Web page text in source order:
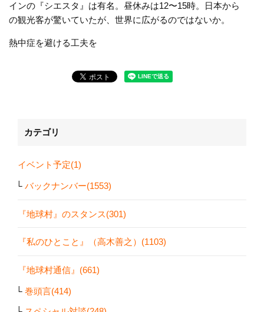
インの『シエスタ』は有名。昼休みは12〜15時。日本から
の観光客が驚いていたが、世界に広がるのではないか。
熱中症を避ける工夫を
カテゴリ
イベント予定(1)
バックナンバー(1553)
『地球村』のスタンス(301)
『私のひとこと』（高木善之）(1103)
『地球村通信』(661)
巻頭言(414)